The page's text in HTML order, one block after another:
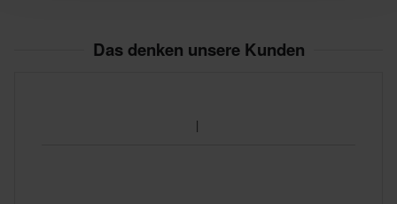
Das denken unsere Kunden